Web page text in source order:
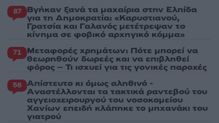
87 Βγήκαν ξανά τα μαχαίρια στην Ελπίδα
για τη Δημοκρατία: «Καρυστιανού,
Γρατσία και Γαλανός μετέτρεψαν το
κίνημα σε φοβικό αρχηγικό κόμμα»
71 Μεταφορές χρημάτων: Πότε μπορεί να
θεωρηθούν δωρεές και να επιβληθεί
φόρος – Τι ισχυεί για τις γονικές παροχές
56 Απίστευτο κι όμως αληθινό -
Aναστέλλονται τα τακτικά ραντεβού του
αγγειοχειρουργού του νοσοκομείου
Χανίων επειδή κλάπηκε το μηχανάκι του
γιατρού